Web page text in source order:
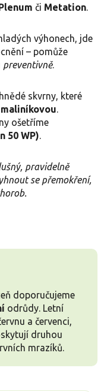
či Metation
výhonech, jde
– pomůže
preventivně.
skvrny, které
ošetříme
50 WP)
pravidelně
se přemokření,
doporučujeme
odrůdy. Letní
a červenci,
druhou
mrazíků.